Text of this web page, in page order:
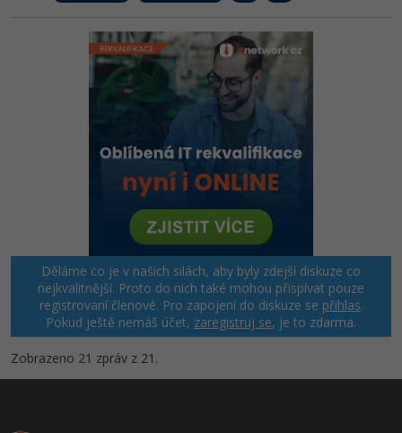
Děláme co je v našich silách, aby byly zdejší diskuze co
nejkvalitnější. Proto do nich také mohou přispívat pouze
registrovaní členové. Pro zapojení do diskuze se přihlas.
Pokud ještě nemáš účet, zaregistruj se, je to zdarma.
Zobrazeno 21 zpráv z 21.